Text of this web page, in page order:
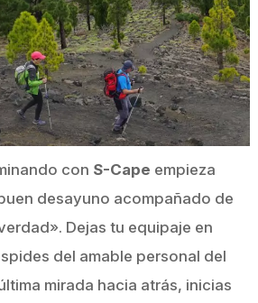
con S-Cape empieza
desayuno acompañado de
Dejas tu equipaje en
del amable personal del
mirada hacia atrás, inicias